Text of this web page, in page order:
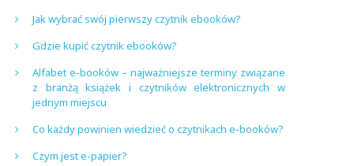
Jak wybrać swój pierwszy czytnik ebooków?
Gdzie kupić czytnik ebooków?
Alfabet e-booków – najważniejsze terminy związane
z branżą książek i czytników elektronicznych w
jednym miejscu
Co każdy powinien wiedzieć o czytnikach e-booków?
Czym jest e-papier?